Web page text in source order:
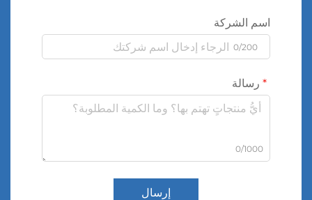
اسم الشركة
رسالة